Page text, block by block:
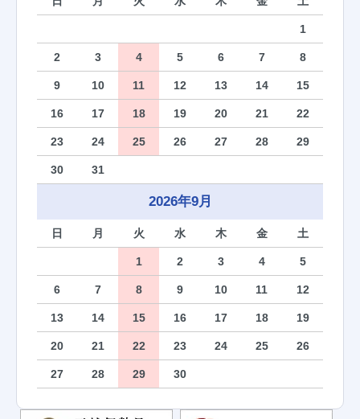
1
2 3 4 5 6 7 8
9 10 11 12 13 14 15
16 17 18 19 20 21 22
23 24 25 26 27 28 29
30 31
2026年9月
日 月 火 水 木 金 土
1 2 3 4 5
6 7 8 9 10 11 12
13 14 15 16 17 18 19
20 21 22 23 24 25 26
27 28 29 30